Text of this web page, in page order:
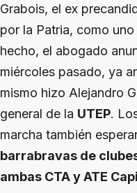
Grabois, el ex
por la Patria, como
hecho, el abogado
miércoles pasado, ya
mismo hizo Alejandro
general de la UTEP.
marcha también
barrabravas de
ambas CTA y ATE